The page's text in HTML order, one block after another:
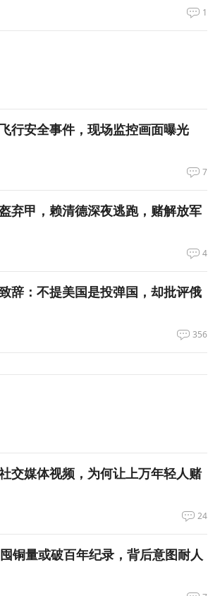
1
行安全事件，现场监控画面曝光
7
弃甲，赖清德深夜逃跑，赌解放军
4
辞：不提美国是投弹国，却批评俄
356
交媒体视频，为何让上万年轻人赌
24
铜量或破百年纪录，背后意图耐人